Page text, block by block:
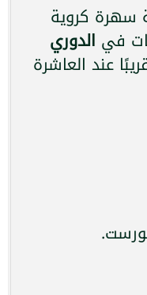
سهرة كروية
في الدوري
عند العاشرة